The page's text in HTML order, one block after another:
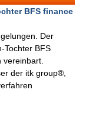
BFS finance
Der
Tochter BFS
der itk group®,